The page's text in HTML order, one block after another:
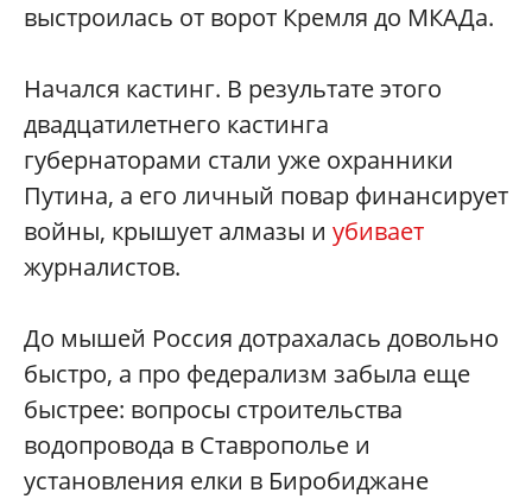
выстроилась от ворот Кремля до МКАДа.
Начался кастинг. В результате этого
двадцатилетнего кастинга
губернаторами стали уже охранники
Путина, а его личный повар финансирует
войны, крышует алмазы и убивает
журналистов.
До мышей Россия дотрахалась довольно
быстро, а про федерализм забыла еще
быстрее: вопросы строительства
водопровода в Ставрополье и
установления елки в Биробиджане